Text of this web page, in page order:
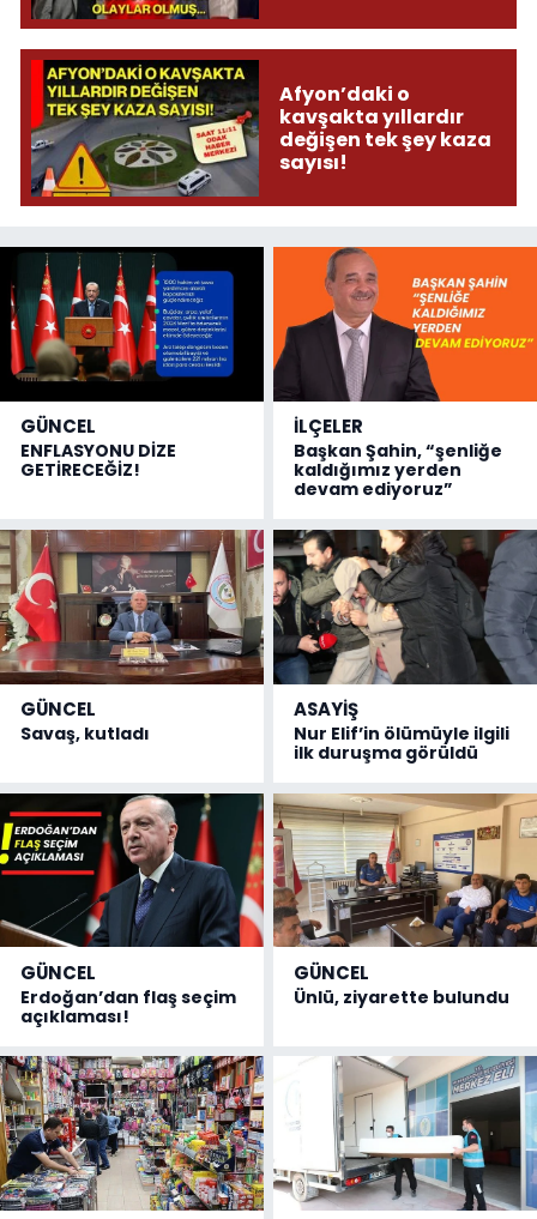
olmuş...
Afyon’daki o
kavşakta yıllardır
değişen tek şey kaza
sayısı!
GÜNCEL
ENFLASYONU DİZE
GETİRECEĞİZ!
İLÇELER
Başkan Şahin, “şenliğe
kaldığımız yerden
devam ediyoruz”
GÜNCEL
Savaş, kutladı
ASAYİŞ
Nur Elif’in ölümüyle ilgili
ilk duruşma görüldü
GÜNCEL
Erdoğan’dan flaş seçim
açıklaması!
GÜNCEL
Ünlü, ziyarette bulundu